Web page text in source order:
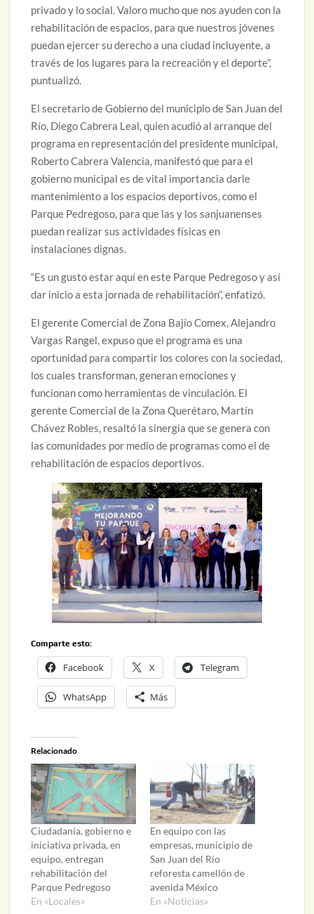
privado y lo social. Valoro mucho que nos ayuden con la
rehabilitación de espacios, para que nuestros jóvenes
puedan ejercer su derecho a una ciudad incluyente, a
través de los lugares para la recreación y el deporte”,
puntualizó.
El secretario de Gobierno del municipio de San Juan del
Río, Diego Cabrera Leal, quien acudió al arranque del
programa en representación del presidente municipal,
Roberto Cabrera Valencia, manifestó que para el
gobierno municipal es de vital importancia darle
mantenimiento a los espacios deportivos, como el
Parque Pedregoso, para que las y los sanjuanenses
puedan realizar sus actividades físicas en
instalaciones dignas.
“Es un gusto estar aquí en este Parque Pedregoso y así
dar inicio a esta jornada de rehabilitación”, enfatizó.
El gerente Comercial de Zona Bajío Comex, Alejandro
Vargas Rangel, expuso que el programa es una
oportunidad para compartir los colores con la sociedad,
los cuales transforman, generan emociones y
funcionan como herramientas de vinculación. El
gerente Comercial de la Zona Querétaro, Martín
Chávez Robles, resaltó la sinergia que se genera con
las comunidades por medio de programas como el de
rehabilitación de espacios deportivos.
Comparte esto:
Facebook X Telegram
WhatsApp Más
Relacionado
Ciudadanía, gobierno e
iniciativa privada, en
equipo, entregan
rehabilitación del
Parque Pedregoso
En «Locales»
En equipo con las
empresas, municipio de
San Juan del Río
reforesta camellón de
avenida México
En «Noticias»